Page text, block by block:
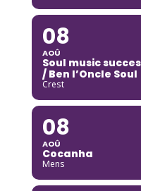
08
AOÛ
Soul music
/ Ben l’Oncle Soul
Crest
08
AOÛ
Cocanha
Mens